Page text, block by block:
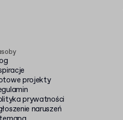
projekty
prywatności
naruszeń